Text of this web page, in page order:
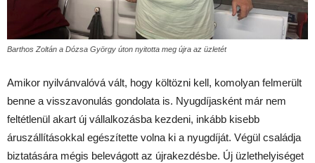
Barthos Zoltán a Dózsa György úton nyitotta meg újra az üzletét
Amikor nyilvánvalóvá vált, hogy költözni kell, komolyan felmerült
benne a visszavonulás gondolata is. Nyugdíjasként már nem
feltétlenül akart új vállalkozásba kezdeni, inkább kisebb
áruszállításokkal egészítette volna ki a nyugdíját. Végül családja
biztatására mégis belevágott az újrakezdésbe. Új üzlethelyiséget